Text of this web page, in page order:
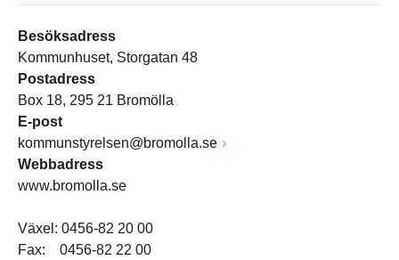
Besöksadress
Kommunhuset, Storgatan 48
Postadress
Box 18, 295 21 Bromölla
E-post
kommunstyrelsen@bromolla.se
Webbadress
www.bromolla.se
Växel: 0456-82 20 00
Fax: 0456-82 22 00